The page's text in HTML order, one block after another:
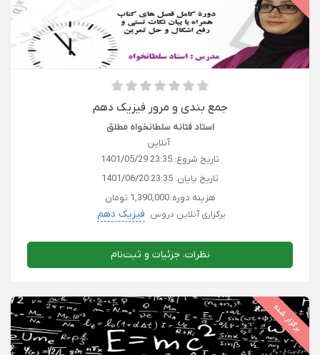
جمع بندی و مرور فیزیک دهم
استاد فتانه سلطانخواه مطلق
آنلاین
تاریخ شروع: 1401/05/29 23:35
تاریخ پایان: 1401/06/20 23:35
هزینه دوره:1,390,000 تومان
برگزاری آنلاین دروس فیزیک دهم
نظرات، جزئیات و ثبت‌نام
برگزار شده